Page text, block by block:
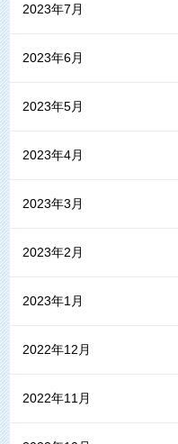
2023年7月
2023年6月
2023年5月
2023年4月
2023年3月
2023年2月
2023年1月
2022年12月
2022年11月